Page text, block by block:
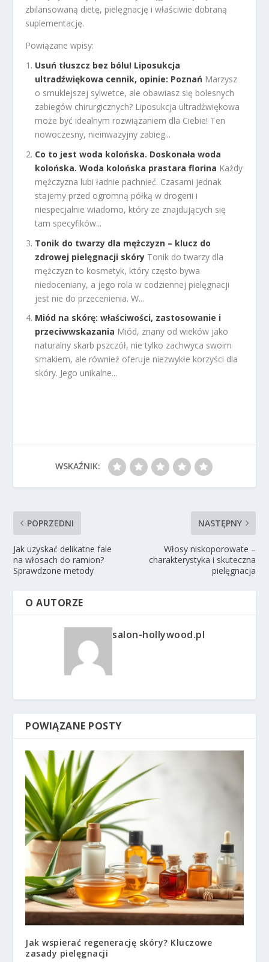
zbilansowaną dietę, pielęgnację i właściwie dobraną
suplementację.
Powiązane wpisy:
Usuń tłuszcz bez bólu! Liposukcja
ultradźwiękowa cennik, opinie: Poznań Marzysz
o smuklejszej sylwetce, ale obawiasz się bolesnych
zabiegów chirurgicznych? Liposukcja ultradźwiękowa
może być idealnym rozwiązaniem dla Ciebie! Ten
nowoczesny, nieinwazyjny zabieg...
Co to jest woda kolońska. Doskonała woda
kolońska. Woda kolońska prastara florina Każdy
mężczyzna lubi ładnie pachnieć. Czasami jednak
stajemy przed ogromną półką w drogerii i
niespecjalnie wiadomo, który ze znajdujących się
tam specyfików...
Tonik do twarzy dla mężczyzn – klucz do
zdrowej pielęgnacji skóry Tonik do twarzy dla
mężczyzn to kosmetyk, który często bywa
niedoceniany, a jego rola w codziennej pielęgnacji
jest nie do przecenienia. W...
Miód na skórę: właściwości, zastosowanie i
przeciwwskazania Miód, znany od wieków jako
naturalny skarb pszczół, nie tylko zachwyca swoim
smakiem, ale również oferuje niezwykłe korzyści dla
skóry. Jego unikalne...
WSKAŹNIK:
POPRZEDNI
Jak uzyskać delikatne fale
na włosach do ramion?
Sprawdzone metody
NASTĘPNY
Włosy niskoporowate –
charakterystyka i skuteczna
pielęgnacja
O AUTORZE
salon-hollywood.pl
POWIĄZANE POSTY
Jak wspierać regenerację skóry? Kluczowe
zasady pielęgnacji